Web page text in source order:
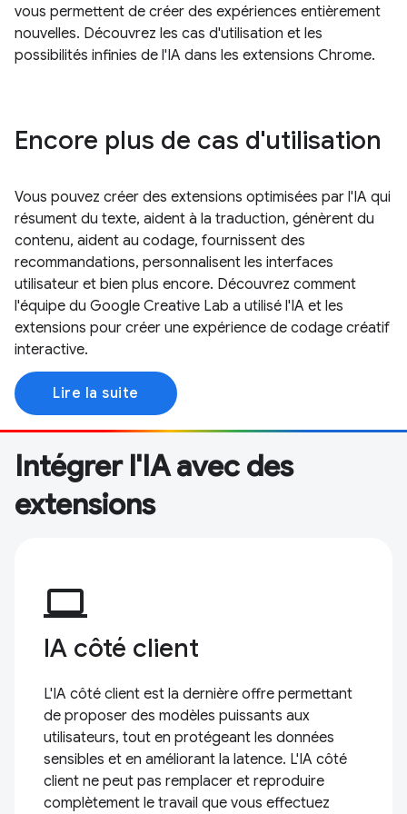
vous permettent de créer des expériences entièrement
nouvelles. Découvrez les cas d'utilisation et les
possibilités infinies de l'IA dans les extensions Chrome.
Encore plus de cas d'utilisation
Vous pouvez créer des extensions optimisées par l'IA qui
résument du texte, aident à la traduction, génèrent du
contenu, aident au codage, fournissent des
recommandations, personnalisent les interfaces
utilisateur et bien plus encore. Découvrez comment
l'équipe du Google Creative Lab a utilisé l'IA et les
extensions pour créer une expérience de codage créatif
interactive.
Lire la suite
Intégrer l'IA avec des
extensions
computer
IA côté client
L'IA côté client est la dernière offre permettant
de proposer des modèles puissants aux
utilisateurs, tout en protégeant les données
sensibles et en améliorant la latence. L'IA côté
client ne peut pas remplacer et reproduire
complètement le travail que vous effectuez